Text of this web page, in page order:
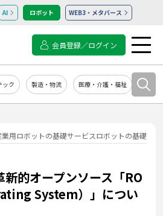
AI ロボット WEB3・メタバース
会員登録／ログイン
ック 製造・物流 医療・介護・福祉 シス
業用ロボットの基礎サービスロボットの基礎
的オープンソース「RO
System）」につい